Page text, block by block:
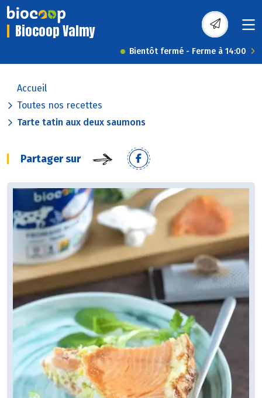
Biocoop Valmy
Bientôt fermé - Ferme à 14:00
Accueil
Toutes nos recettes
Tarte tatin aux deux saumons
Partager sur